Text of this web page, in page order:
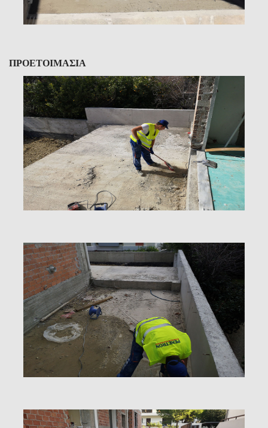
ΠΡΟΕΤΟΙΜΑΣΙΑ